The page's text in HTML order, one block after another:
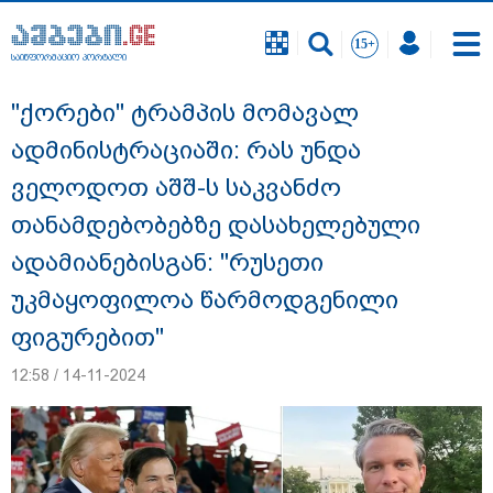
საინფორმაციო პორტალი
ყველასთვის" - ოკუპირებული აფხაზეთის
ე.წ. საგარეო უწყება გიორგი ბარამიძის
განცხადებასთან დაკავშირებით
საინფორმაციო პორტალი
"ქორები" ტრამპის მომავალ
ადმინისტრაციაში: რას უნდა
ველოდოთ აშშ-ს საკვანძო
თანამდებობებზე დასახელებული
ადამიანებისგან: "რუსეთი
უკმაყოფილოა წარმოდგენილი
ფიგურებით"
12:58 / 14-11-2024